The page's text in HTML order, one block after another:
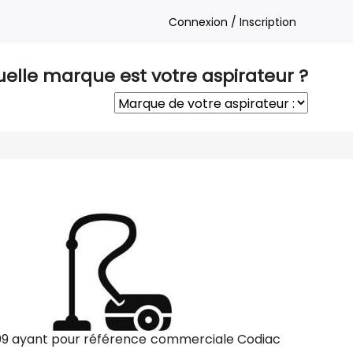
Connexion / Inscription
marque est votre aspirateur ?
ayant pour référence commerciale Codiac